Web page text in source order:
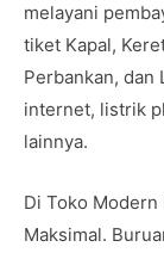
melayani
tiket Kapal,
Perbankan, dan
internet, listrik
lainnya.
Di Toko Modern
Maksimal.